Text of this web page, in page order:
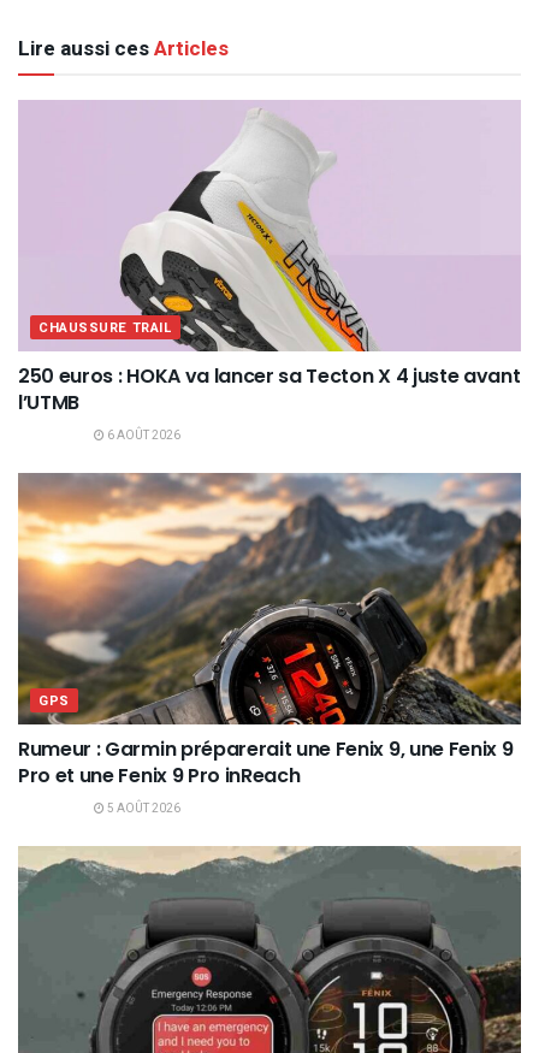
Lire aussi cesArticles
CHAUSSURE TRAIL
250 euros : HOKA va lancer sa Tecton X 4 juste avant
l’UTMB
6 AOÛT 2026
GPS
Rumeur : Garmin préparerait une Fenix 9, une Fenix 9
Pro et une Fenix 9 Pro inReach
5 AOÛT 2026